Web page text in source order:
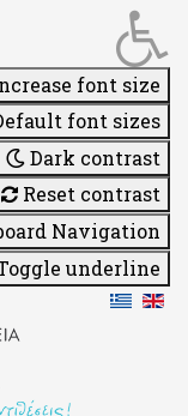
font size
font sizes
Dark contrast
Reset contrast
Navigation
underline